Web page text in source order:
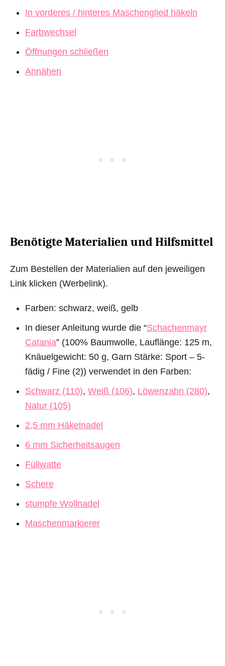
In vorderes / hinteres Maschenglied häkeln
Farbwechsel
Öffnungen schließen
Annähen
Benötigte Materialien und Hilfsmittel
Zum Bestellen der Materialien auf den jeweiligen
Link klicken (Werbelink).
Farben: schwarz, weiß, gelb
In dieser Anleitung wurde die “Schachenmayr
Catania” (100% Baumwolle, Lauflänge: 125 m,
Knäuelgewicht: 50 g, Garn Stärke: Sport – 5-
fädig / Fine (2)) verwendet in den Farben:
Schwarz (110), Weiß (106), Löwenzahn (280),
Natur (105)
2,5 mm Häkelnadel
6 mm Sicherheitsaugen
Füllwatte
Schere
stumpfe Wollnadel
Maschenmarkierer